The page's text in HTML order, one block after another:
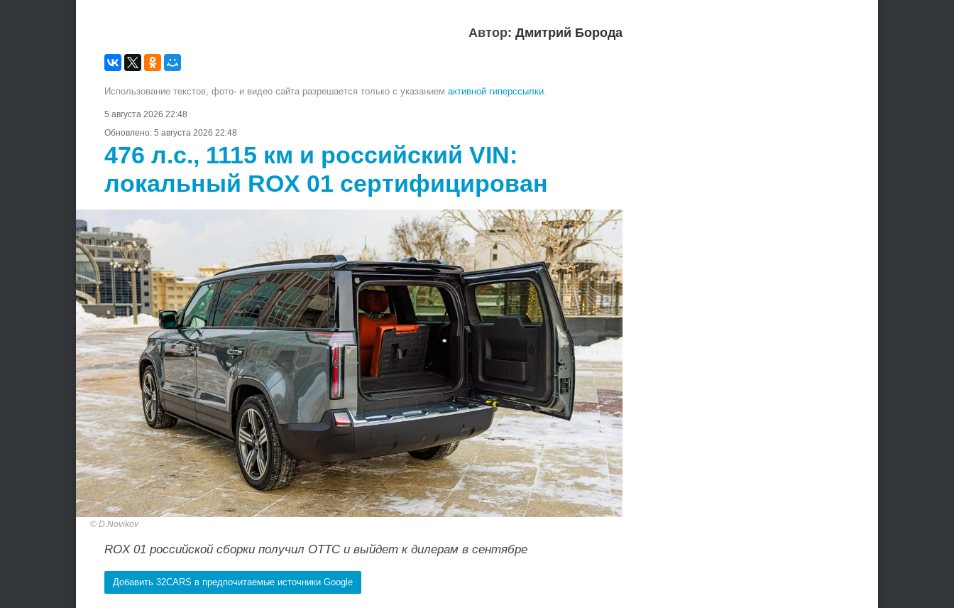
Автор: Дмитрий Борода
Использование текстов, фото- и видео сайта разрешается только с указанием активной гиперссылки.
5 августа 2026 22:48
Обновлено: 5 августа 2026 22:48
476 л.с., 1115 км и российский VIN:
локальный ROX 01 сертифицирован
D.Novikov
ROX 01 российской сборки получил ОТТС и выйдет к дилерам в сентябре
Добавить 32CARS в предпочитаемые источники Google